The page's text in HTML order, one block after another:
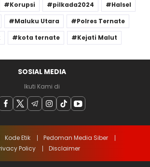
Korupsi pilkada2024
Halsel
Maluku Utara
Polres Ternate
kota ternate Kejati Malut
SOSIAL MEDIA
Ikuti Kami di
Kode Etik
Pedoman Media Siber
Policy
Disclaimer